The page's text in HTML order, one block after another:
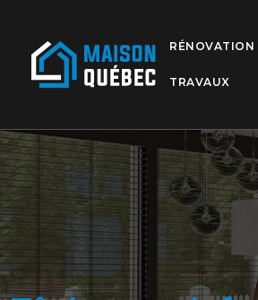
RÉNOVATION
TRAVAUX